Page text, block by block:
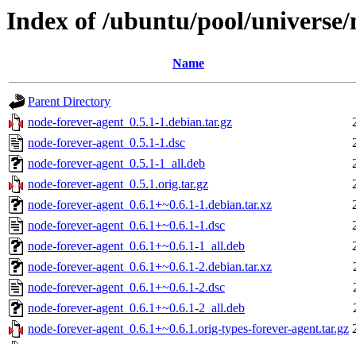
Index of /ubuntu/pool/
Name
Parent Directory
node-forever-agent_0.5.1-1.debian.tar.gz
node-forever-agent_0.5.1-1.dsc
node-forever-agent_0.5.1-1_all.deb
node-forever-agent_0.5.1.orig.tar.gz
node-forever-agent_0.6.1+~0.6.1-1.debian.tar.xz
node-forever-agent_0.6.1+~0.6.1-1.dsc
node-forever-agent_0.6.1+~0.6.1-1_all.deb
node-forever-agent_0.6.1+~0.6.1-2.debian.tar.xz
node-forever-agent_0.6.1+~0.6.1-2.dsc
node-forever-agent_0.6.1+~0.6.1-2_all.deb
node-forever-agent_0.6.1+~0.6.1.orig-types-forever-agent.tar.gz